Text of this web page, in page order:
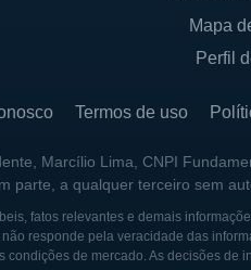
Mapa
Perfil
Termos de uso
Marcílio Lima, CNPI
parte, a qualquer terceiro sem
fatos relevantes e demais
responde pela veracidade das
de mercado. As decisões